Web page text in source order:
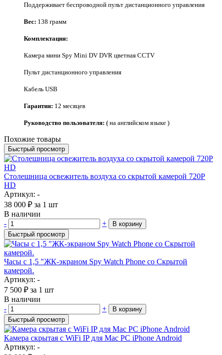
Поддерживает беспроводной пульт дистанционного управления
Вес: 138 грамм
Комплектация:
Камера мини Spy Mini DV DVR цветная CCTV
Пульт дистанционного управления
Кабель USB
Гарантия: 12 месяцев
Руководство пользователя: ( на английском языке )
Похожие товары
Быстрый просмотр
Столешница освежитель воздуха со скрытой камерой 720P
HD
Артикул: -
38 000 ₽ за 1 шт
В наличии
-
+
В корзину
Быстрый просмотр
Часы с 1,5 "ЖК-экраном Spy Watch Phone со Скрытой
камерой.
Артикул: -
7 500 ₽ за 1 шт
В наличии
-
+
В корзину
Быстрый просмотр
Камера скрытая с WiFi IP для Mac PC iPhone Android
Артикул: -